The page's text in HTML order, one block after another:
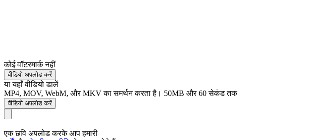
कोई वॉटरमार्क नहीं
वीडियो अपलोड करें
या यहाँ वीडियो डालें
MP4, MOV, WebM, और MKV का समर्थन करता है। 50MB और 60 सेकंड तक
वीडियो अपलोड करें
एक छवि अपलोड करके आप हमारी